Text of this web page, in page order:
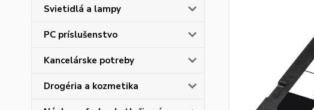
Svietidlá a lampy
PC príslušenstvo
Kancelárske potreby
Drogéria a kozmetika